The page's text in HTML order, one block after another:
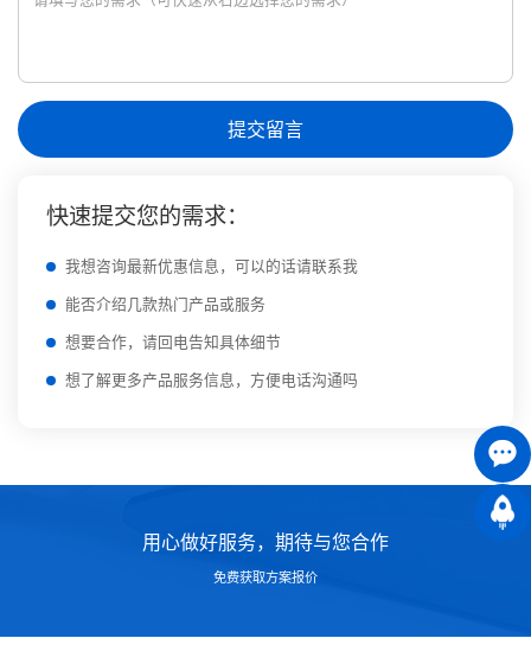
提交留言
快速提交您的需求：
我想咨询最新优惠信息，可以的话请联系我
能否介绍几款热门产品或服务
想要合作，请回电告知具体细节
想了解更多产品服务信息，方便电话沟通吗
用心做好服务，期待与您合作
免费获取方案报价